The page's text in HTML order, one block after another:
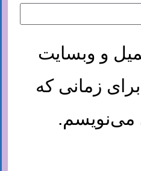
و وبسایت
زمانی که
می‌نویسم.